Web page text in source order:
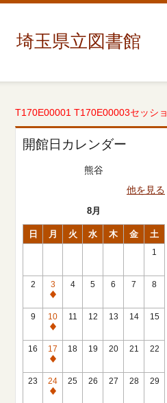
埼玉県立図書館
T170E00001 T170E00003セッシ
開館日カレンダー
熊谷
他を見る
8月
日 月 火 水 木 金 土
1
2
3
休
館
日
4 5 6 7 8
9
10
休
館
日
11 12 13 14 15
16
17
休
館
日
18 19 20 21 22
23
24
休
25 26 27 28 29